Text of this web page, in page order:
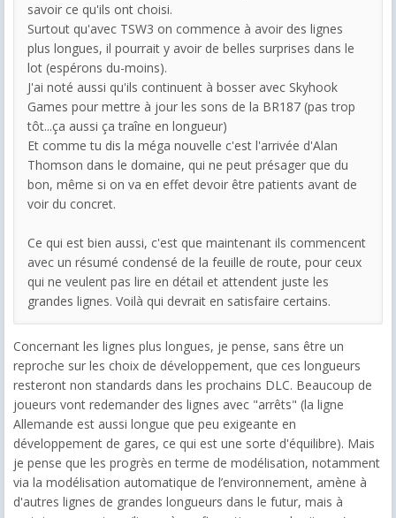
savoir ce qu'ils ont choisi.
Surtout qu'avec TSW3 on commence à avoir des lignes
plus longues, il pourrait y avoir de belles surprises dans le
lot (espérons du-moins).
J'ai noté aussi qu'ils continuent à bosser avec Skyhook
Games pour mettre à jour les sons de la BR187 (pas trop
tôt...ça aussi ça traîne en longueur)
Et comme tu dis la méga nouvelle c'est l'arrivée d'Alan
Thomson dans le domaine, qui ne peut présager que du
bon, même si on va en effet devoir être patients avant de
voir du concret.
Ce qui est bien aussi, c'est que maintenant ils commencent
avec un résumé condensé de la feuille de route, pour ceux
qui ne veulent pas lire en détail et attendent juste les
grandes lignes. Voilà qui devrait en satisfaire certains.
Concernant les lignes plus longues, je pense, sans être un
reproche sur les choix de développement, que ces longueurs
resteront non standards dans les prochains DLC. Beaucoup de
joueurs vont redemander des lignes avec "arrêts" (la ligne
Allemande est aussi longue que peu exigeante en
développement de gares, ce qui est une sorte d'équilibre). Mais
je pense que les progrès en terme de modélisation, notamment
via la modélisation automatique de l’environnement, amène à
d'autres lignes de grandes longueurs dans le futur, mais à